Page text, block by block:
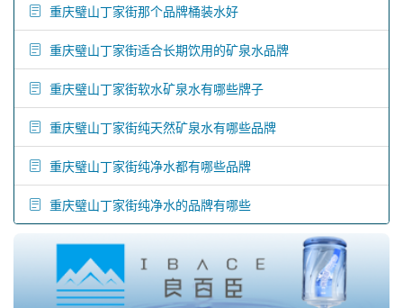
重庆璧山丁家街那个品牌桶装水好
重庆璧山丁家街适合长期饮用的矿泉水品牌
重庆璧山丁家街软水矿泉水有哪些牌子
重庆璧山丁家街纯天然矿泉水有哪些品牌
重庆璧山丁家街纯净水都有哪些品牌
重庆璧山丁家街纯净水的品牌有哪些